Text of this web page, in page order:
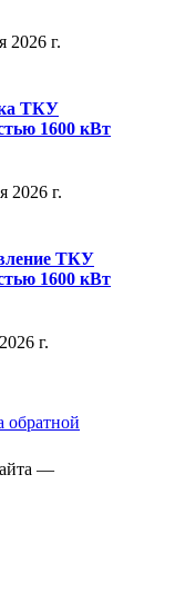
2026 г.
ТКУ
1600 кВт
2026 г.
ТКУ
1600 кВт
г.
—